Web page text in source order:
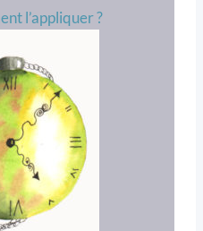
l’appliquer ?